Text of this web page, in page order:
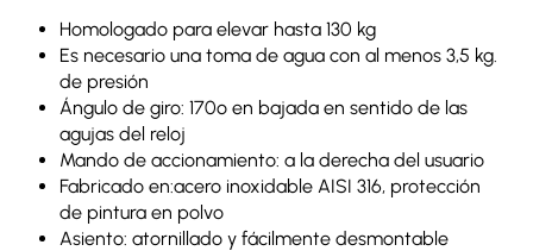
Homologado para elevar hasta 130 kg
Es necesario una toma de agua con al menos 3,5 kg.
de presión
Ángulo de giro: 170º en bajada en sentido de las
agujas del reloj
Mando de accionamiento: a la derecha del usuario
Fabricado en:acero inoxidable AISI 316, protección
de pintura en polvo
Asiento: atornillado y fácilmente desmontable